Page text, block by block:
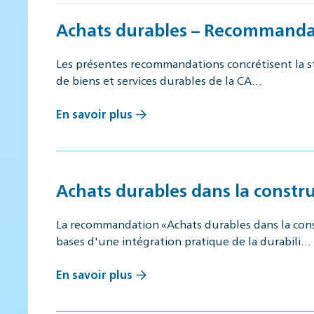
Achats durables –
Les présentes recommandations concrétisent la
de biens et services durables de la CA…
En savoir plus
Achats durables dans la
La recommandation «Achats durables dans la
bases d'une intégration pratique de la durabili…
En savoir plus